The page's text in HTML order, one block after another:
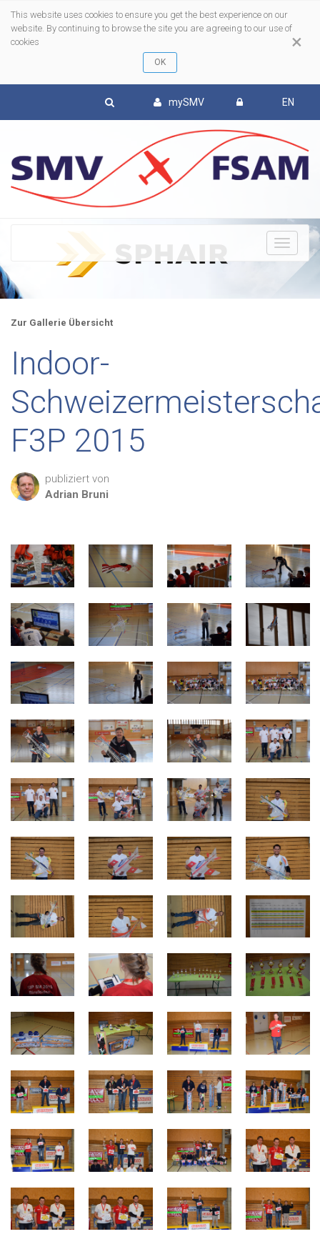
×
This website uses cookies to ensure you get the best experience on our
website. By continuing to browse the site you are agreeing to our use of
cookies
mySMV EN
Zur Gallerie Übersicht
Indoor-
F3P 2015
publiziert von
Adrian Bruni